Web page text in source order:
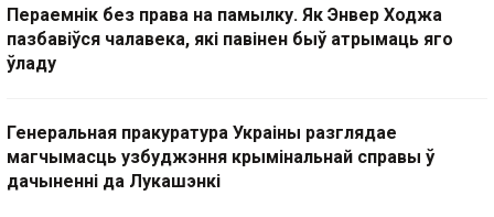
Пераемнік без права на памылку. Як Энвер Ходжа
пазбавіўся чалавека, які павінен быў атрымаць яго
ўладу
Генеральная пракуратура Украіны разглядае
магчымасць узбуджэння крымінальнай справы ў
дачыненні да Лукашэнкі